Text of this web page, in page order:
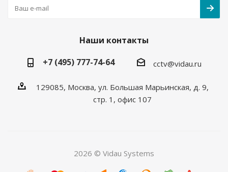
Наши контакты
+7 (495) 777-74-64
cctv@vidau.ru
129085, Москва, ул. Большая Марьинская, д. 9,
стр. 1, офис 107
2026 © Vidau Systems